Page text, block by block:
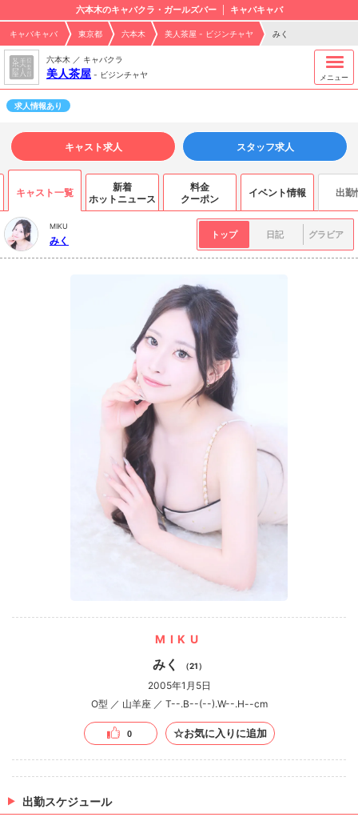
六本木のキャバクラ・ガールズバー キャバキャバ
キャバキャバ 東京都 六本木 美人茶屋 - ビジンチャヤ みく
六本木 ／ キャバクラ
美人茶屋 - ビジンチャヤ メニュー
求人情報あり
キャスト求人 スタッフ求人
キャスト一覧
新着
ホットニュース
料金
クーポン
イベント情報 出勤
MIKU
みく トップ 日記 グラビア
MIKU
みく （21）
2005年1月5日
O型 ／ 山羊座 ／ T--.B--(--).W--.H--cm
0 ☆お気に入りに追加
出勤スケジュール